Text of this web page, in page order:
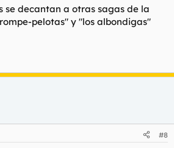
se decantan a otras sagas de la
pelotas" y "los albondigas"
#8